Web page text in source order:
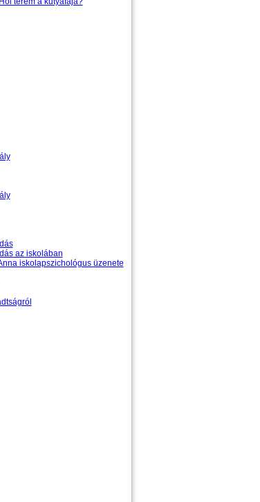
az iskolában
iskolapszichológus üzenete